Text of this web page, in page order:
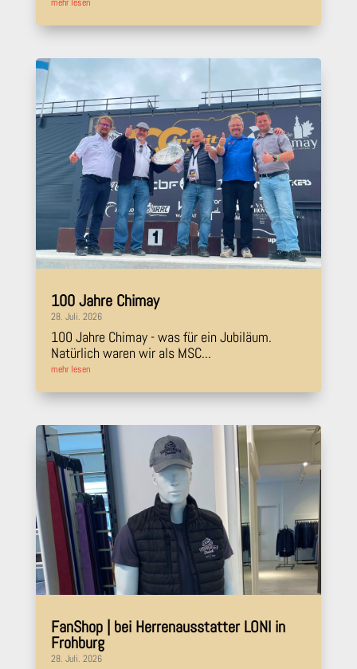
100 Jahre Chimay
28. Juli. 2026
100 Jahre Chimay - was für ein Jubiläum.
Natürlich waren wir als MSC...
mehr lesen
FanShop | bei Herrenausstatter LONI in
Frohburg
28. Juli. 2026